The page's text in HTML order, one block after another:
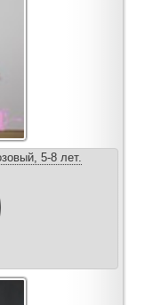
5-8 лет.